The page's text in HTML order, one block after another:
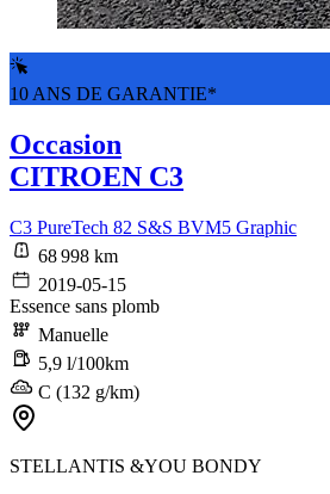
10 ANS DE GARANTIE*
Occasion
CITROEN C3
C3 PureTech 82 S&S BVM5 Graphic
68 998 km
2019-05-15
Essence sans plomb
Manuelle
5,9 l/100km
C (132 g/km)
STELLANTIS &YOU BONDY